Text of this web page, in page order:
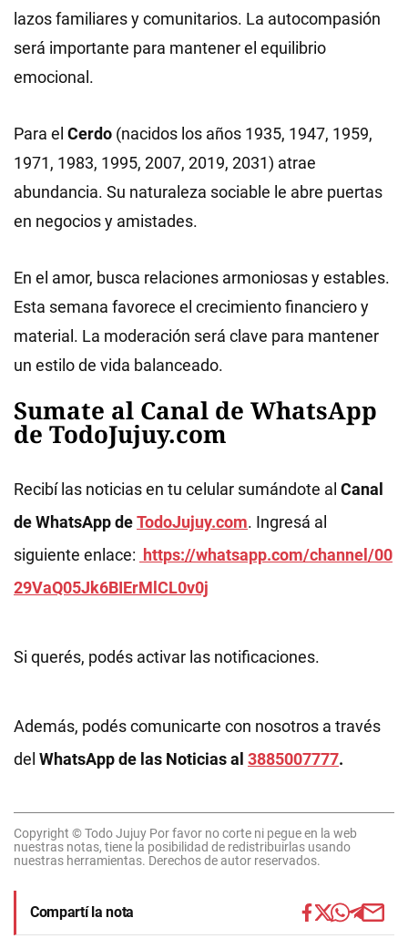
lazos familiares y comunitarios. La autocompasión
será importante para mantener el equilibrio
emocional.
Para el Cerdo (nacidos los años 1935, 1947, 1959,
1971, 1983, 1995, 2007, 2019, 2031) atrae
abundancia. Su naturaleza sociable le abre puertas
en negocios y amistades.
En el amor, busca relaciones armoniosas y estables.
Esta semana favorece el crecimiento financiero y
material. La moderación será clave para mantener
un estilo de vida balanceado.
Sumate al Canal de WhatsApp
de TodoJujuy.com
Recibí las noticias en tu celular sumándote al Canal
de WhatsApp deTodoJujuy.com. Ingresá al
siguiente enlace: https://whatsapp.com/channel/00
29VaQ05Jk6BIErMlCL0v0j
Si querés, podés activar las notificaciones.
Además, podés comunicarte con nosotros a través
del WhatsApp de las Noticias al 3885007777.
Copyright © Todo Jujuy Por favor no corte ni pegue en la web
nuestras notas, tiene la posibilidad de redistribuirlas usando
nuestras herramientas. Derechos de autor reservados.
Compartí la nota